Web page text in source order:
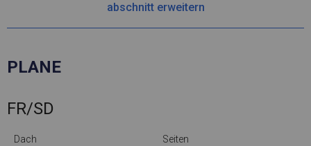
abschnitt erweitern
PLANE
FR/SD
Dach Seiten